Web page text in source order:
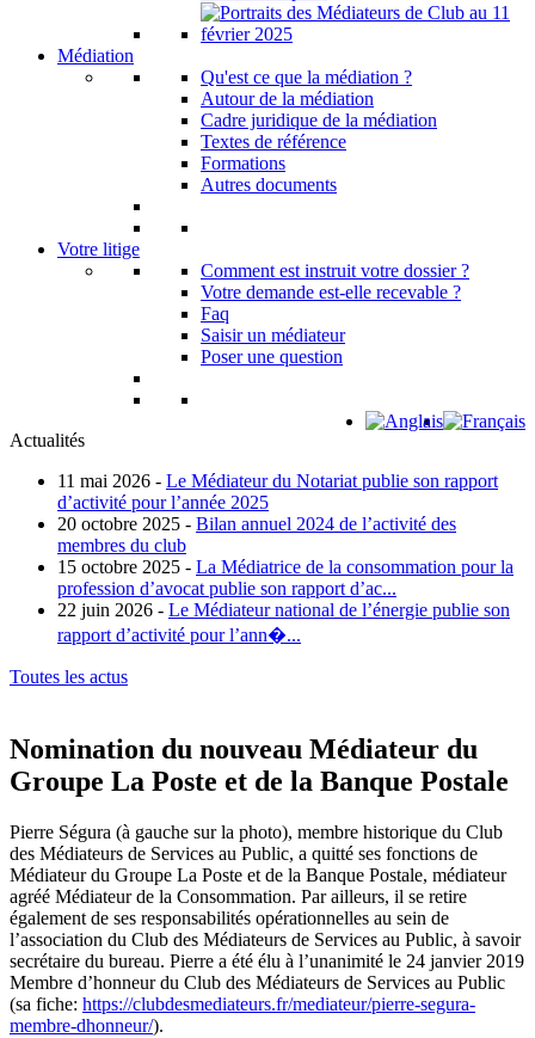
Médiation
Qu'est ce que la médiation ?
Autour de la médiation
Cadre juridique de la médiation
Textes de référence
Formations
Autres documents
Votre litige
Comment est instruit votre dossier ?
Votre demande est-elle recevable ?
Faq
Saisir un médiateur
Poser une question
Actualités
11 mai 2026 - Le Médiateur du Notariat publie son rapport
d’activité pour l’année 2025
20 octobre 2025 - Bilan annuel 2024 de l’activité des
membres du club
15 octobre 2025 - La Médiatrice de la consommation pour la
profession d’avocat publie son rapport d’ac...
22 juin 2026 - Le Médiateur national de l’énergie publie son
rapport d’activité pour l’ann�...
Toutes les actus
Nomination du nouveau Médiateur du
Groupe La Poste et de la Banque Postale
Pierre Ségura (à gauche sur la photo), membre historique du Club
des Médiateurs de Services au Public, a quitté ses fonctions de
Médiateur du Groupe La Poste et de la Banque Postale, médiateur
agréé Médiateur de la Consommation. Par ailleurs, il se retire
également de ses responsabilités opérationnelles au sein de
l’association du Club des Médiateurs de Services au Public, à savoir
secrétaire du bureau. Pierre a été élu à l’unanimité le 24 janvier 2019
Membre d’honneur du Club des Médiateurs de Services au Public
(sa fiche: https://clubdesmediateurs.fr/mediateur/pierre-segura-
membre-dhonneur/).